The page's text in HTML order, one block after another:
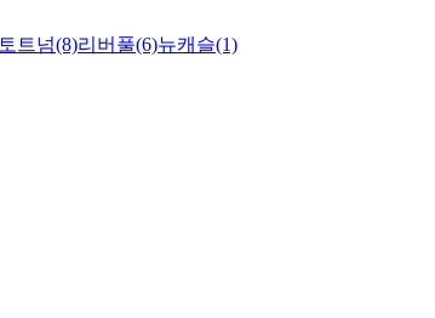
토트넘(8)리버풀(6)뉴캐슬(1)